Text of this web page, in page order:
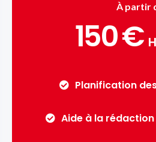
À partir
150€
Planification
Aide à la